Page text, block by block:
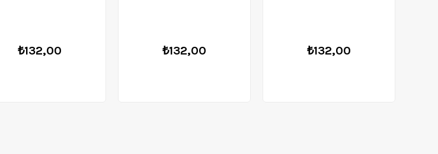
₺132,00 ₺132,00 ₺132,00